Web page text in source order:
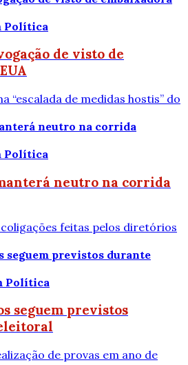
Política
de visto de
“escalada de medidas hostis” do
Política
neutro na corrida
feitas pelos diretórios
Política
seguem previstos
de provas em ano de